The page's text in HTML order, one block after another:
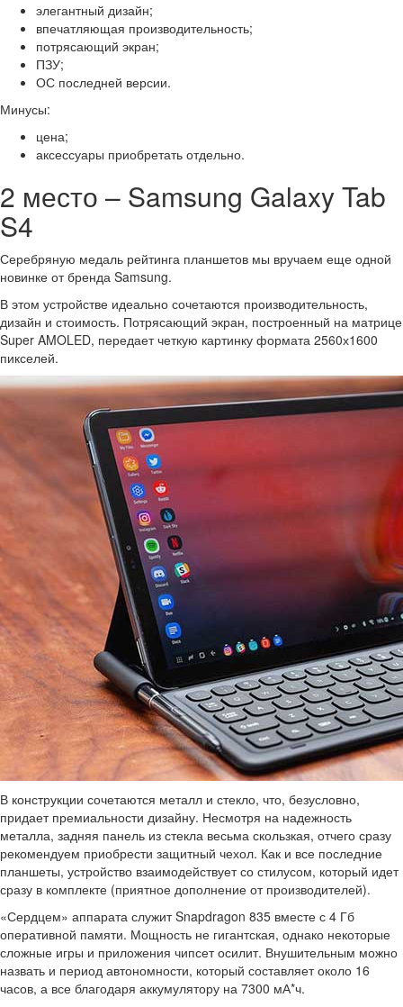
элегантный дизайн;
впечатляющая производительность;
потрясающий экран;
ПЗУ;
ОС последней версии.
Минусы:
цена;
аксессуары приобретать отдельно.
2 место – Samsung Galaxy Tab
S4
Серебряную медаль рейтинга планшетов мы вручаем еще одной
новинке от бренда Samsung.
В этом устройстве идеально сочетаются производительность,
дизайн и стоимость. Потрясающий экран, построенный на матрице
Super AMOLED, передает четкую картинку формата 2560х1600
пикселей.
В конструкции сочетаются металл и стекло, что, безусловно,
придает премиальности дизайну. Несмотря на надежность
металла, задняя панель из стекла весьма скользкая, отчего сразу
рекомендуем приобрести защитный чехол. Как и все последние
планшеты, устройство взаимодействует со стилусом, который идет
сразу в комплекте (приятное дополнение от производителей).
«Сердцем» аппарата служит Snapdragon 835 вместе с 4 Гб
оперативной памяти. Мощность не гигантская, однако некоторые
сложные игры и приложения чипсет осилит. Внушительным можно
назвать и период автономности, который составляет около 16
часов, а все благодаря аккумулятору на 7300 мА*ч.